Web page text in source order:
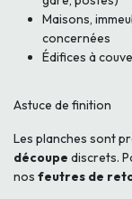
Maisons,
concernées
Édifices à
Astuce de finition
Les planches sont
découpe discrets.
nos feutres de